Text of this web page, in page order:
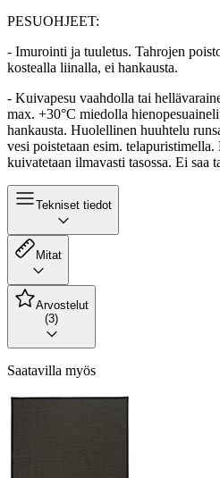
PESUOHJEET:
- Imurointi ja tuuletus. Tahrojen
kostealla liinalla, ei hankausta.
- Kuivapesu vaahdolla tai
max. +30°C miedolla
hankausta. Huolellinen huuhtelu
vesi poistetaan esim.
kuivatetaan ilmavasti tasossa.
Tekniset tiedot
Mitat
Arvostelut
(3)
Saatavilla myös